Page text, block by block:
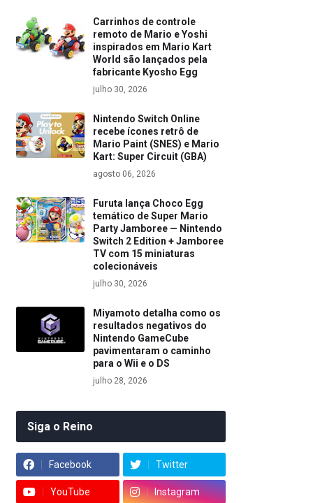
Carrinhos de controle
remoto de Mario e Yoshi
inspirados em Mario Kart
World são lançados pela
fabricante Kyosho Egg
julho 30, 2026
Nintendo Switch Online
recebe ícones retrô de
Mario Paint (SNES) e Mario
Kart: Super Circuit (GBA)
agosto 06, 2026
Furuta lança Choco Egg
temático de Super Mario
Party Jamboree — Nintendo
Switch 2 Edition + Jamboree
TV com 15 miniaturas
colecionáveis
julho 30, 2026
Miyamoto detalha como os
resultados negativos do
Nintendo GameCube
pavimentaram o caminho
para o Wii e o DS
julho 28, 2026
Siga o Reino
Facebook Twitter
YouTube Instagram